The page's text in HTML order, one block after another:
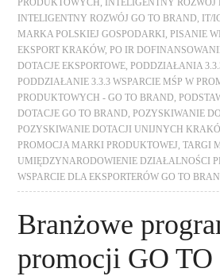
PRODUKTOWYCH
INTELIGENTNY
INTELIGENTNY ROZWÓJ GO TO BRAND
IT/
MARKA POLSKIEJ GOSPODARKI
PISANIE
EKSPORT KRAKÓW, PO IR
DOTACJE EKSPORTOWE
PODDZIAŁANIA
PODDZIAŁANIE 3.3.3 WSPARCIE MŚP W
PRODUKTOWYCH - GO TO BRAND
DOTACJE GO TO BRAND
POZYSKIWANIE
POZYSKIWANIE DOTACJI UNIJNYCH
PROMOCJA MARKI PRODUKTOWEJ ,TARGI
UMIĘDZYNARODOWIENIE DZIAŁALNOŚCI
WSPARCIE DLA EKSPORTERÓW GO TO
Branżowe
promocji GO TO